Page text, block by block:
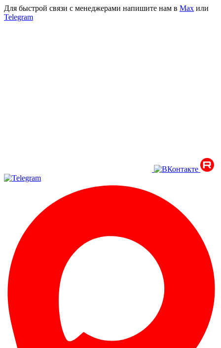
Для быстрой связи с менеджерами напишите нам в Мах или
Telegram